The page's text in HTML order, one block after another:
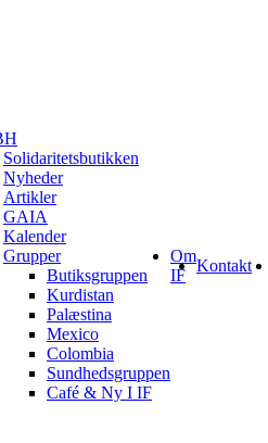
Solidaritetsbutikken
Nyheder
Artikler
GAIA
Kalender
Grupper
Butiksgruppen
Kurdistan
Palæstina
Mexico
Colombia
Sundhedsgruppen
Café & Ny I IF
Om
IF
Kontakt